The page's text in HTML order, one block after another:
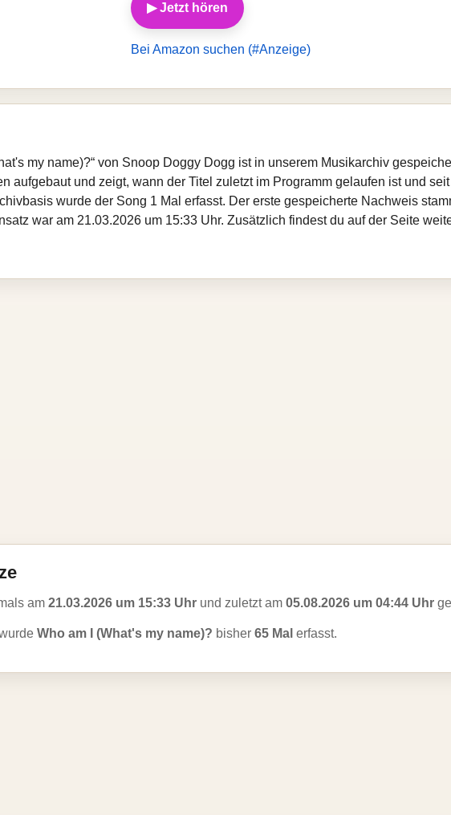
▶ Jetzt hören
Bei Amazon suchen (#Anzeige)
my name)?“ von Snoop Doggy Dogg ist in unserem Musikarchiv
aufgebaut und zeigt, wann der Titel zuletzt im Programm gelaufen ist und
wurde der Song 1 Mal erfasst. Der erste gespeicherte Nachweis
war am 21.03.2026 um 15:33 Uhr. Zusätzlich findest du auf der Seite
am 21.03.2026 um 15:33 Uhr und zuletzt am 05.08.2026 um 04:44 Uhr
Who am I (What's my name)? bisher 65 Mal erfasst.